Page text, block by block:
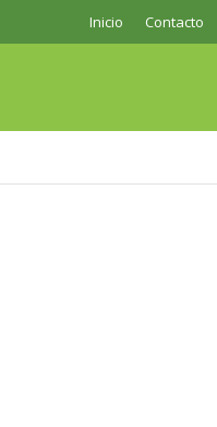
Inicio Contacto